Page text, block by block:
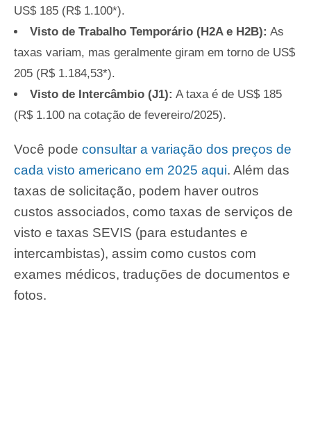
US$ 185 (R$ 1.100*).
Visto de Trabalho Temporário (H2A e H2B): As
taxas variam, mas geralmente giram em torno de US$
205 (R$ 1.184,53*).
Visto de Intercâmbio (J1): A taxa é de US$ 185
(R$ 1.100 na cotação de fevereiro/2025).
Você pode consultar a variação dos preços de
cada visto americano em 2025 aqui. Além das
taxas de solicitação, podem haver outros
custos associados, como taxas de serviços de
visto e taxas SEVIS (para estudantes e
intercambistas), assim como custos com
exames médicos, traduções de documentos e
fotos.